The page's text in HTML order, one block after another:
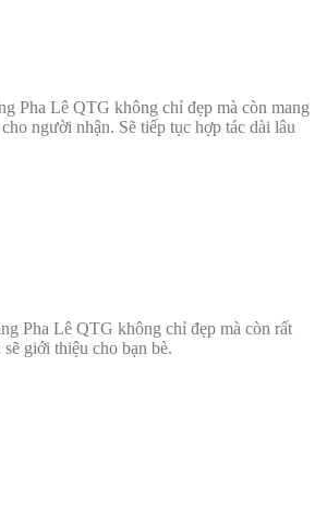
Pha Lê QTG không chỉ đẹp mà còn mang
người nhận. Sẽ tiếp tục hợp tác dài lâu
Pha Lê QTG không chỉ đẹp mà còn rất
giới thiệu cho bạn bè.